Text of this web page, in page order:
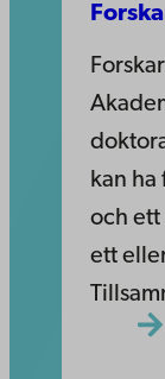
kan
och ett
ett